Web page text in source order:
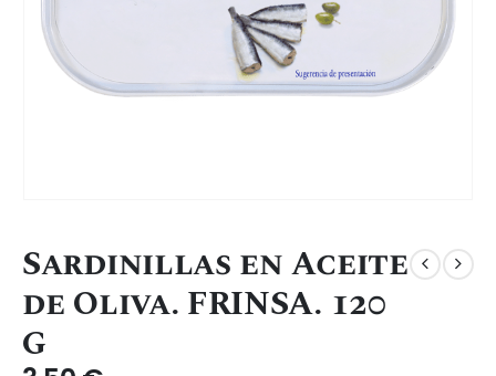
Sardinillas en Aceite
de Oliva. FRINSA. 120
G